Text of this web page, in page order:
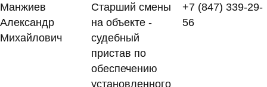
Манжиев
Александр
Михайлович
Старший смены
на объекте -
судебный
пристав по
обеспечению
установленного
+7 (847) 339-29-
56